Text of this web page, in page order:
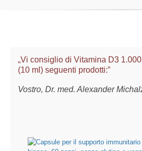
„Vi consiglio di Vitamina D3
(10 ml) seguenti prodotti:”
Vostro, Dr. med. Alexander